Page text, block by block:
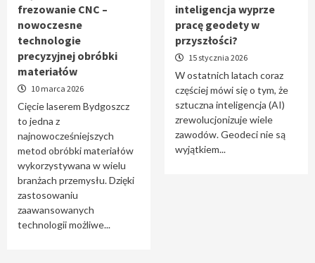
frezowanie CNC –
nowoczesne
technologie
precyzyjnej obróbki
materiałów
10 marca 2026
Cięcie laserem Bydgoszcz
to jedna z
najnowocześniejszych
metod obróbki materiałów
wykorzystywana w wielu
branżach przemysłu. Dzięki
zastosowaniu
zaawansowanych
technologii możliwe...
inteligencja wyprze
pracę geodety w
przyszłości?
15 stycznia 2026
W ostatnich latach coraz
częściej mówi się o tym, że
sztuczna inteligencja (AI)
zrewolucjonizuje wiele
zawodów. Geodeci nie są
wyjątkiem...